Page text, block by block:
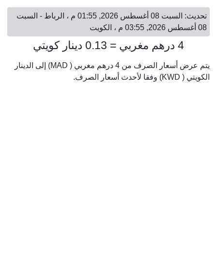
تحديث: السبت 08 أغسطس 2026, 01:55 م ، الرباط - السبت
08 أغسطس 2026, 03:55 م ، الكويت
4 درهم مغربي = 0.13 دينار كويتي
يتم عرض أسعار الصرف من 4 درهم مغربي ( MAD) إلى الدينار
الكويتي ( KWD) وفقا لأحدث أسعار الصرف.